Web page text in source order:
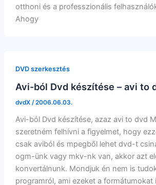
otthoni és a professzionális
Ahogy
DVD szerkesztés
Avi-ból Dvd készítése – avi to
dvdX /2006.06.03.
Avi-ból Dvd készítése, azaz avi to dvd
szeretném felhívni a figyelmet, hogy
csak aviból és mpegből lehet dvd-t
ogm-ünk vagy mkv-nk van, akkor azt
konvertálnunk. Mondjuk én nem is
programról, ami ezeket a formátumokat